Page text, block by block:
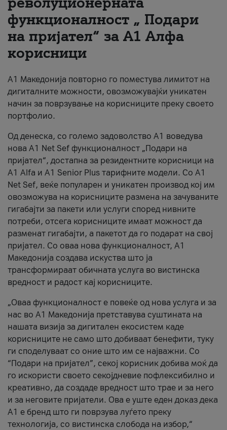
За нас
#ПодобарОнлајн
функционалност „ Подари
на пријател“ за А1 Алфа
корисници
А1 Македонија повторно го поместува лимитот на
дигиталните можности, овозможувајќи уникатен
начин за поврзување на корисниците преку своето
портфолио.
Од денеска, со големо задоволство А1 воведува
нова A1 Net Sef функционалност „Подари на
пријател“, достапна за резидентните корисници на
А1 Alfa и A1 Senior Plus тарифните модели. Со A1
Net Sef, веќе популарен и уникатен производ кој им
овозможува на корисниците размена на зачуваните
гигабајти за пакети или услуги според нивните
потреби, отсега корисниците имаат можност да
разменат гигабајти, а пакетот да го подарат на свој
пријател. Со оваа нова функционалност, А1
Македонија создава искуства што ја
трансформираат обичната услуга во вистинска
вредност и радост кај корисниците.
„Оваа функционалност е повеќе од нова услуга и за
нас во А1 Македонија претставува суштината на
нашата визија за дигитален екосистем каде
корисниците не само што добиваат бенефити, туку
ги споделуваат со оние што им се најважни. Со
“Подари на пријател”, секој корисник добива моќ да
го искористи своето секојдневие пофлексибилно и
креативно, да создаде вредност што трае и за него
и за неговите пријатели. Ова е уште еден доказ дека
А1 е бренд што ги поврзува луѓето преку
технологија, со вистинска слобода на избор,“